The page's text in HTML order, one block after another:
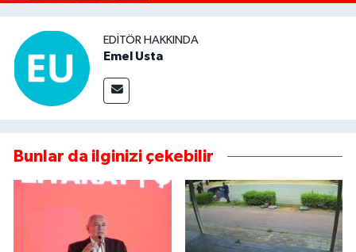
EDITÖR HAKKINDA
Emel Usta
Bunlar da ilginizi çekebilir